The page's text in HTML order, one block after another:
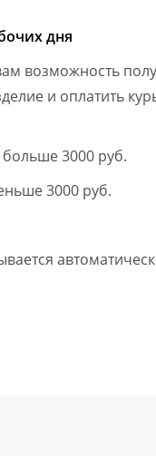
дня
возможность
и оплатить
3000 руб.
3000 руб.